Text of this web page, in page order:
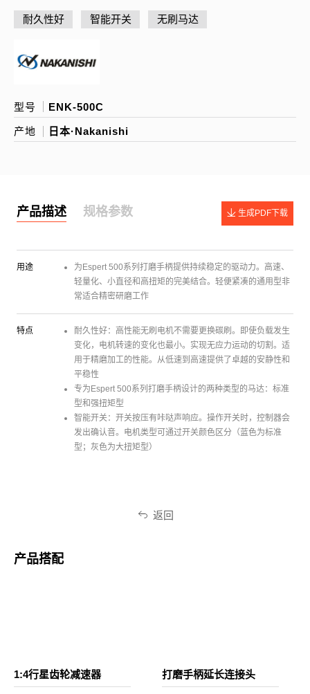
耐久性好 智能开关 无刷马达
型号 ENK-500C
产地 日本·Nakanishi
产品描述 规格参数 生成PDF下载
用途
为Espert 500系列打磨手柄提供持续稳定的驱动力。高速、
轻量化、小直径和高扭矩的完美结合。轻便紧凑的通用型非
常适合精密研磨工作
特点
耐久性好：高性能无刷电机不需要更换碳刷。即使负载发生
变化，电机转速的变化也最小。实现无应力运动的切割。适
用于精磨加工的性能。从低速到高速提供了卓越的安静性和
平稳性
专为Espert 500系列打磨手柄设计的两种类型的马达：标准
型和强扭矩型
智能开关：开关按压有咔哒声响应。操作开关时，控制器会
发出确认音。电机类型可通过开关颜色区分（蓝色为标准
型；灰色为大扭矩型）
返回
产品搭配
1:4行星齿轮减速器 打磨手柄延长连接头